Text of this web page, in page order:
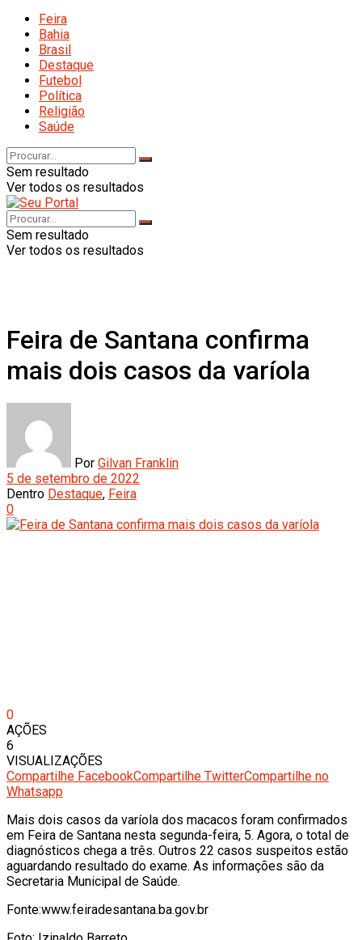
Feira
Bahia
Brasil
Destaque
Futebol
Política
Religião
Saúde
Sem resultado
Ver todos os resultados
Sem resultado
Ver todos os resultados
Feira de Santana confirma
mais dois casos da varíola
Por Gilvan Franklin
5 de setembro de 2022
Dentro Destaque, Feira
0
0
AÇÕES
6
VISUALIZAÇÕES
Compartilhe FacebookCompartilhe TwitterCompartilhe no
Whatsapp
Mais dois casos da varíola dos macacos foram confirmados
em Feira de Santana nesta segunda-feira, 5. Agora, o total de
diagnósticos chega a três. Outros 22 casos suspeitos estão
aguardando resultado do exame. As informações são da
Secretaria Municipal de Saúde.
Fonte:www.feiradesantana.ba.gov.br